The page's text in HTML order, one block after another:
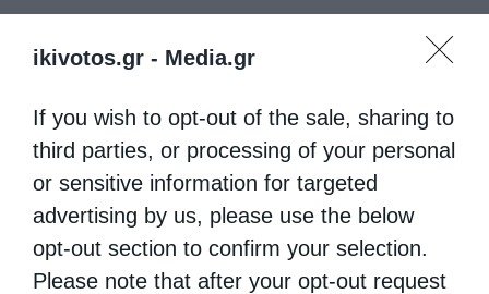
ikivotos.gr - Media.gr
If you wish to opt-out of the sale, sharing to
third parties, or processing of your personal
or sensitive information for targeted
advertising by us, please use the below
opt-out section to confirm your selection.
Please note that after your opt-out request